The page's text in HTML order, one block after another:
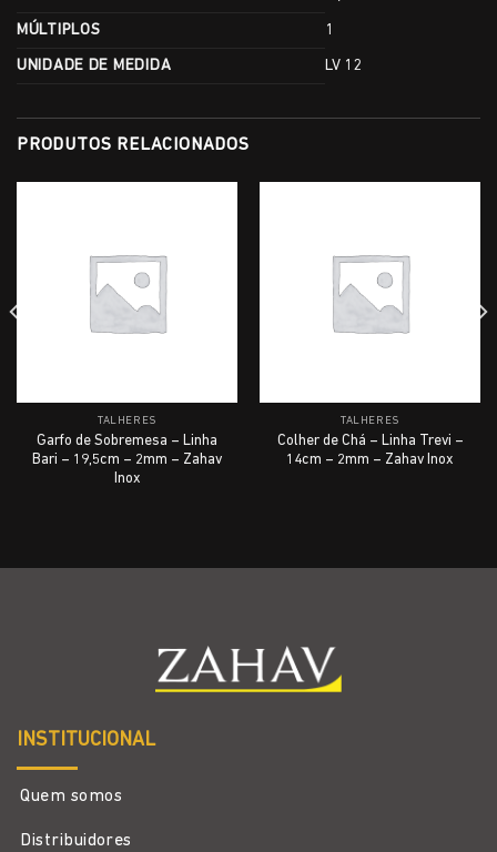
MÚLTIPLOS 1
UNIDADE DE MEDIDA LV 12
PRODUTOS RELACIONADOS
TALHERES
Garfo de Sobremesa – Linha
Bari – 19,5cm – 2mm – Zahav
Inox
TALHERES
Colher de Chá – Linha Trevi –
14cm – 2mm – Zahav Inox
INSTITUCIONAL
Quem somos
Distribuidores